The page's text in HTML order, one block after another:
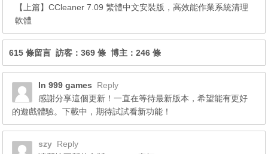
【上篇】CCleaner 7.09 繁體中文安裝版，高效能作業系統清理
軟體
615 條留言 訪客：369 條 博主：246 條
In 999 games
Reply
感謝分享這個更新！一直在等待最新版本，希望能有更好
的遊戲體驗。下載中，期待試試看新功能！
szy Reply